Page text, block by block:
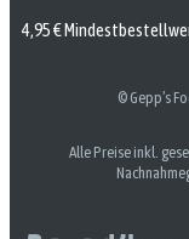
4,95 €
© Gepp’s
Alle Preise inkl.